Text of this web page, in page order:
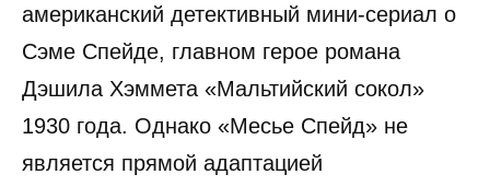
американский детективный мини-сериал о
Сэме Спейде, главном герое романа
Дэшила Хэммета «Мальтийский сокол»
1930 года. Однако «Месье Спейд» не
является прямой адаптацией